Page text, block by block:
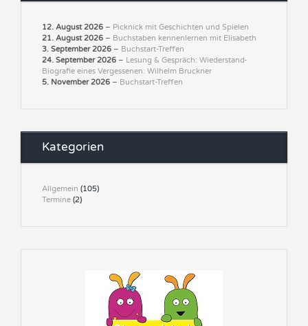
12. August 2026 – Picknick mit Geschichten und Spielen
21. August 2026 – Buchstaben kennenlernen mit Elisabeth
3. September 2026 – Buchstart-Treffen
24. September 2026 – Lesung & Gespräch: Wiederstand-
Biografie eines Vergessenen: Wilhelm Bruckner
5. November 2026 – Buchstart-Treffen
Kategorien
Allgemein (105)
Termine (2)